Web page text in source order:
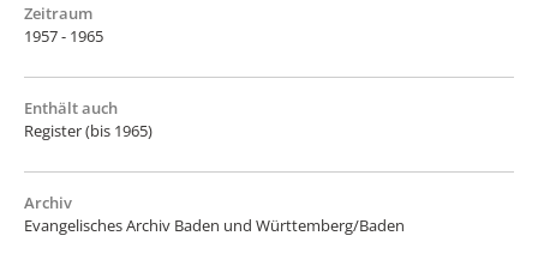
Zeitraum
1957 - 1965
Enthält auch
Register (bis 1965)
Archiv
Evangelisches Archiv Baden und Württemberg/Baden